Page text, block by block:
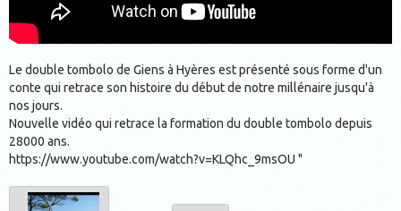
Le double tombolo de Giens à Hyères est présenté sous forme d'un
conte qui retrace son histoire du début de notre millénaire jusqu'à
nos jours.
Nouvelle vidéo qui retrace la formation du double tombolo depuis
28000 ans.
https://www.youtube.com/watch?v=KLQhc_9msOU "